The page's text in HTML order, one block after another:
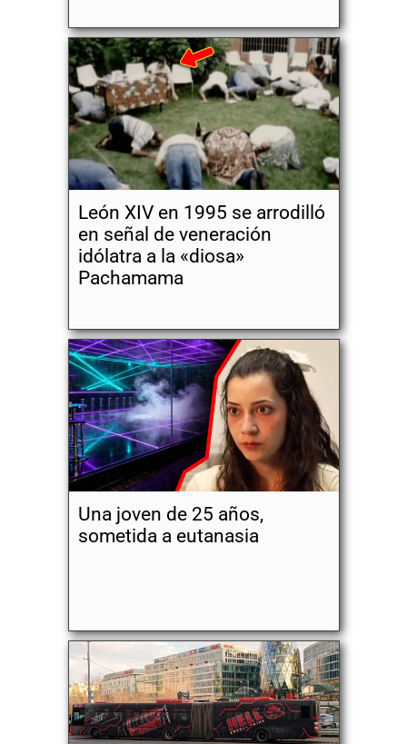
León XIV en 1995 se arrodilló
en señal de veneración
idólatra a la «diosa»
Pachamama
Una joven de 25 años,
sometida a eutanasia